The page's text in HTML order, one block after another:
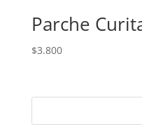
Parche
$3.800